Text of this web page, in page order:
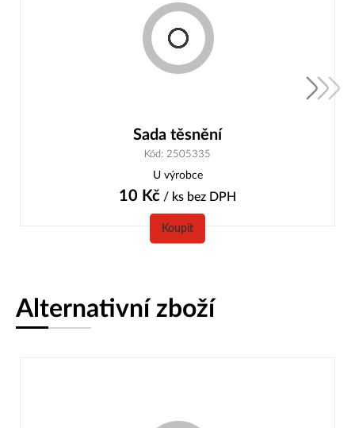
Sada těsnění
Kód: 2505335
U výrobce
10 Kč / ks bez DPH
Koupit
Alternativní zboží